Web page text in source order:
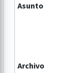
Asunto
Archivo